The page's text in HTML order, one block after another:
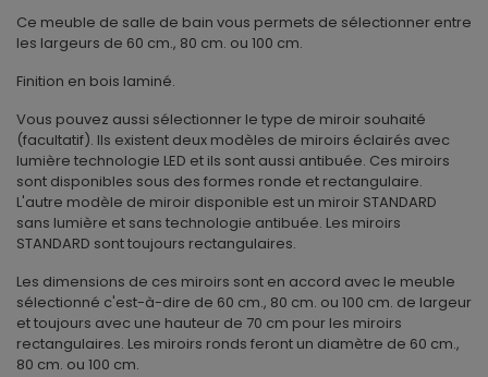
Ce meuble de salle de bain vous permets de sélectionner entre
les largeurs de 60 cm., 80 cm. ou 100 cm.
Finition en bois laminé.
Vous pouvez aussi sélectionner le type de miroir souhaité
(facultatif). Ils existent deux modèles de miroirs éclairés avec
lumière technologie LED et ils sont aussi antibuée. Ces miroirs
sont disponibles sous des formes ronde et rectangulaire.
L'autre modèle de miroir disponible est un miroir STANDARD
sans lumière et sans technologie antibuée. Les miroirs
STANDARD sont toujours rectangulaires.
Les dimensions de ces miroirs sont en accord avec le meuble
sélectionné c'est-à-dire de 60 cm., 80 cm. ou 100 cm. de largeur
et toujours avec une hauteur de 70 cm pour les miroirs
rectangulaires. Les miroirs ronds feront un diamètre de 60 cm.,
80 cm. ou 100 cm.